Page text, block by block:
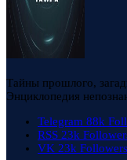
Тайны прошлого,
Энциклопедия
Telegram 88k
RSS 23k
VK 23k Followers